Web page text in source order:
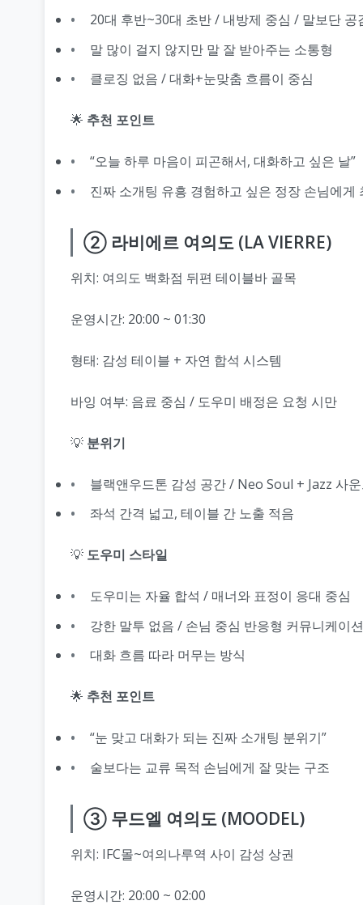
20대 후반~30대 초반 / 내방제 중심 / 말보단 공
말 많이 걸지 않지만 말 잘 받아주는 소통형
클로징 없음 / 대화+눈맞춤 흐름이 중심
🌟 추천 포인트
“오늘 하루 마음이 피곤해서, 대화하고 싶은 날”
진짜 소개팅 유흥 경험하고 싶은 정장 손님에게
② 라비에르 여의도 (LA VIERRE)
위치: 여의도 백화점 뒤편 테이블바 골목
운영시간: 20:00 ~ 01:30
형태: 감성 테이블 + 자연 합석 시스템
바잉 여부: 음료 중심 / 도우미 배정은 요청 시만
💡 분위기
블랙앤우드톤 감성 공간 / Neo Soul + Jazz 사
좌석 간격 넓고, 테이블 간 노출 적음
💡 도우미 스타일
도우미는 자율 합석 / 매너와 표정이 응대 중심
강한 말투 없음 / 손님 중심 반응형 커뮤니케이션
대화 흐름 따라 머무는 방식
🌟 추천 포인트
“눈 맞고 대화가 되는 진짜 소개팅 분위기”
술보다는 교류 목적 손님에게 잘 맞는 구조
③ 무드엘 여의도 (MOODEL)
위치: IFC몰~여의나루역 사이 감성 상권
운영시간: 20:00 ~ 02:00